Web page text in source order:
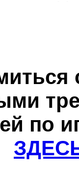
по